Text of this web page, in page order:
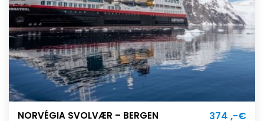
NORVÉGIA SVOLVÆR – BERGEN 374 ,-€